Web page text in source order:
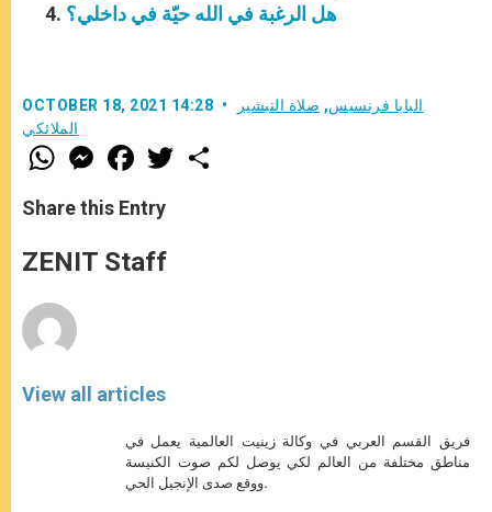
هل الرغبة في الله حيّة في داخلي؟
OCTOBER 18, 2021 14:28 البابا فرنسيس, صلاة التبشير
الملائكي
W
h
t
s
p
p
M
e
s
e
g
e
F
a
e
b
o
k
w
Share this Entry
ZENIT Staff
View all articles
فريق القسم العربي في وكالة زينيت العالمية يعمل في
مناطق مختلفة من العالم لكي يوصل لكم صوت الكنيسة
ووقع صدى الإنجيل الحي.